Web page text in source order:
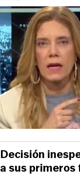
Decisión
a sus